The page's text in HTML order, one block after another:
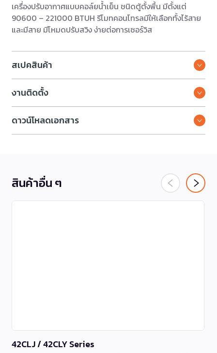
เครื่องปรับอากาศแบบคอล์ยน้ำเย็น ชนิดตู้ตั้งพื้น มีตั้งแต่
90600 – 221000 BTUH รีโมทคอนโทรลมีให้เลือกทั้งไร้สาย
และมีสาย มีโหมดปรับสวิง ง่ายต่อการเซอร์วิส
สเปคสินค้า
งานติดตั้ง
ดาวน์โหลดเอกสาร
สินค้าอื่น ๆ
42CLJ / 42CLY Series